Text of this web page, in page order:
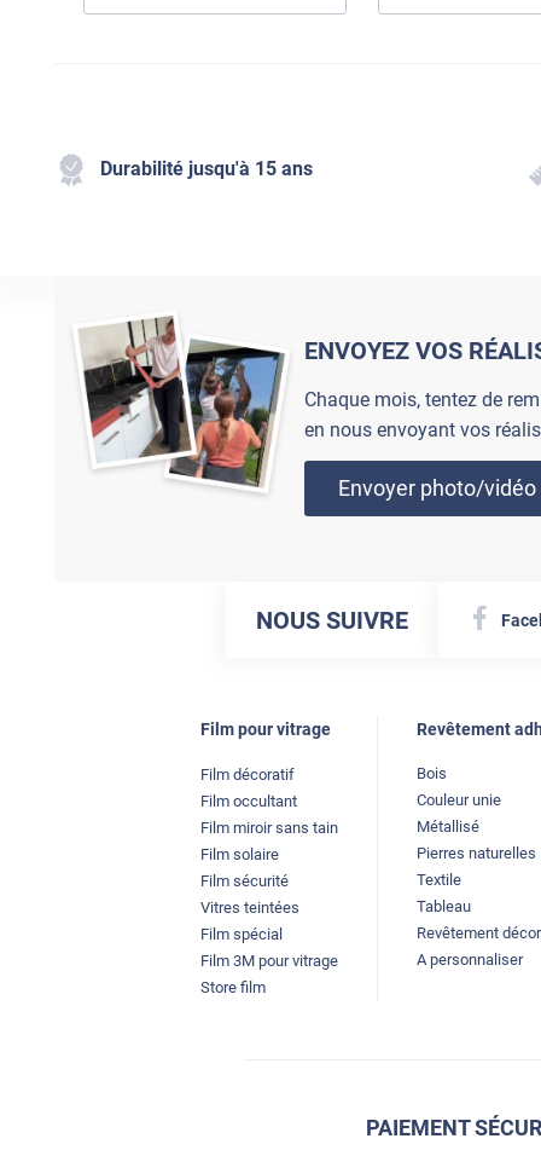
Durabilité jusqu'à 15 ans
ENVOYEZ VOS
Chaque mois, tentez de
en nous envoyant vos
Envoyer photo/vidéo
NOUS SUIVRE
Film pour vitrage
Film décoratif
Film occultant
Film miroir sans tain
Film solaire
Film sécurité
Vitres teintées
Film spécial
Film 3M pour vitrage
Store film
Revêtement
Bois
Couleur unie
Métallisé
Pierres naturelles
Textile
Tableau
Revêtement
A personnaliser
PAIEMENT